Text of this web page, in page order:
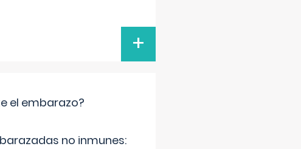
+
el embarazo?
no inmunes: